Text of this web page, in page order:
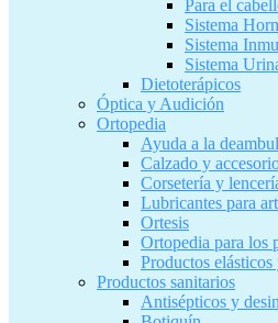
Para el
Sistema
Sistema
Sistema
Dietoterápicos
Óptica y Audición
Ortopedia
Ayuda a la
Calzado y
Corsetería y
Lubricantes para
Ortesis
Ortopedia para los
Productos
Productos sanitarios
Antisépticos y